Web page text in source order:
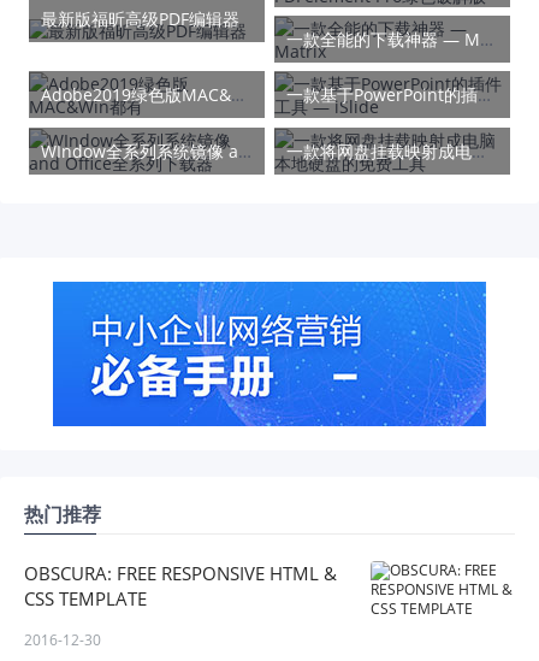
最新版福昕高级PDF编辑器
一款全能的下载神器 — Matrix
Adobe2019绿色版MAC&Win都有 一款基于PowerPoint的插件工具 — iSlide
WIndow全系列系统镜像 and Office全系列下载器 一款将网盘挂载映射成电脑本地硬盘的免费工具
热门推荐
OBSCURA: FREE RESPONSIVE HTML &
CSS TEMPLATE
2016-12-30